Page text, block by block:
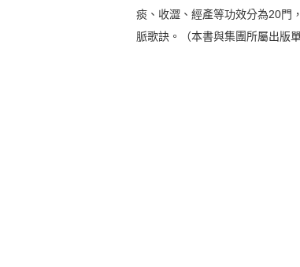
痰、收澀、經產等功效分為20門
脈歌訣。（本書與集團所屬出版